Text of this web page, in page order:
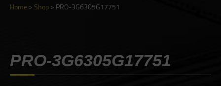
Home>Shop>PRO-3G6305G17751
PRO-3G6305G17751